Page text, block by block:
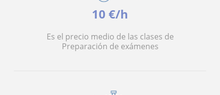
10 €/h
Es el precio medio de las clases de
Preparación de exámenes